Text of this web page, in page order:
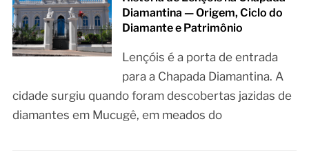
Diamantina — Origem, Ciclo do
Diamante e Patrimônio
Lençóis é a porta de entrada
para a Chapada Diamantina. A
cidade surgiu quando foram descobertas jazidas de
diamantes em Mucugê, em meados do